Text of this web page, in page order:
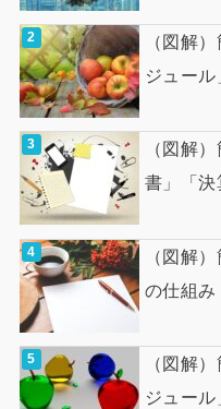
（図解
ジュー
（図解
書」「
（図解
の仕組み
（図解
ジュー